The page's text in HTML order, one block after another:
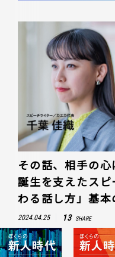
その話、相手の
誕生を支えたス
わる話し方」基本
2024.04.25 13 SHARE